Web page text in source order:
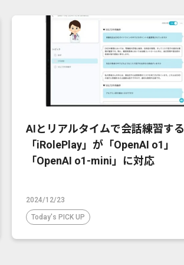
AIとリアルタイムで会話練習する
「iRolePlay」が「OpenAI o1」
「OpenAI o1-mini」に対応
2024/12/23
Today's PICK UP